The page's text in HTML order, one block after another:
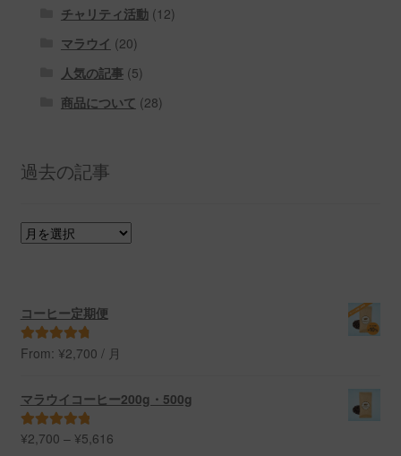
チャリティ活動(12)
マラウイ (20)
人気の記事(5)
商品について (28)
過去の記事
過
事
コーヒー定期便
5段階中4.91
From: ¥2,700 / 月
マラウイコーヒー200g・500g
5段階中
5.00
¥2,700 – ¥5,616価